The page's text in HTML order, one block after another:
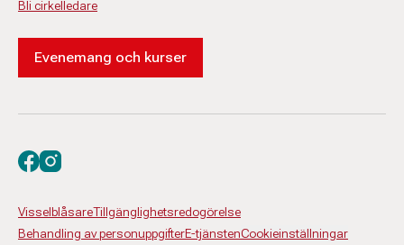
Bli cirkelledare
Evenemang och kurser
VisselblåsareTillgänglighetsredogörelse
Behandling av personuppgifterE-tjänstenCookieinställningar
Besök oss på facebook
Besök oss på instagram